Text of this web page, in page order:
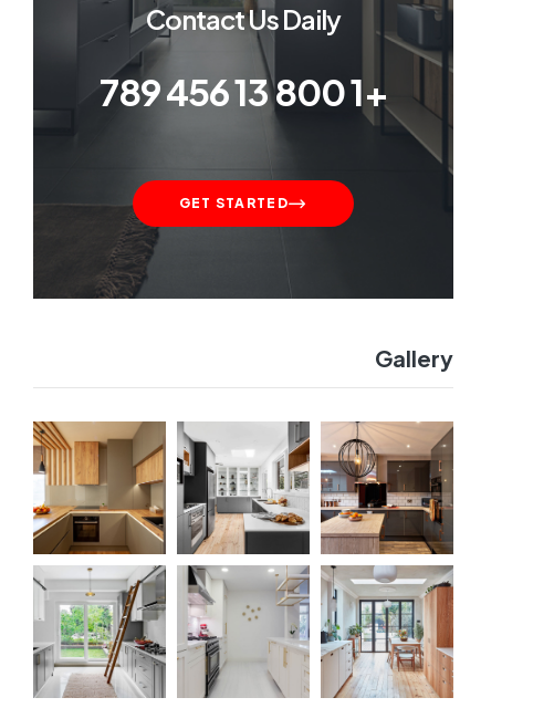
Contact Us Daily
+1 800 13 456 789
GET STARTED
Gallery